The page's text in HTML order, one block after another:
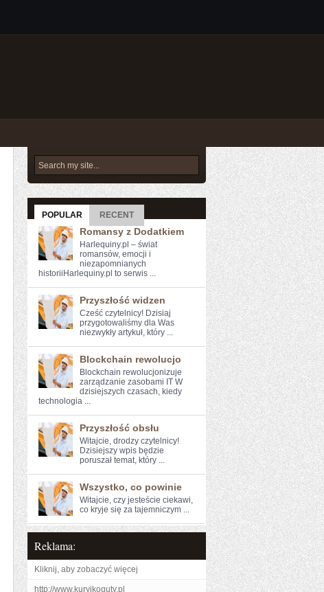
POPULAR RECENT
Romansy z Dodatkiem
Harlequiny.pl – świat
romansów, emocji i
niezapomnianych
historiiHarlequiny.pl to serwis ...
Przyszłość widzen
Cześć czytelnicy! Dzisiaj
przygotowaliśmy dla Was
niezwykły artykuł, który ...
Blockchain rewolucjo
Blockchain rewolucjonizuje
zarządzanie zasobami IT W
dzisiejszych ⁢czasach, kiedy
technologia ...
Przyszłość obsłu
Witajcie, ⁤drodzy ​czytelnicy!⁣
Dzisiejszy wpis będzie
poruszał⁤ temat, który ...
Wszystko, co powinie
Witajcie, ⁢czy jesteście​ ciekawi,
co‌ kryje się za tajemniczym ...
Reklama:
Kliknij, aby zobaczyć więcej
http://www.kuryikoguty.pl